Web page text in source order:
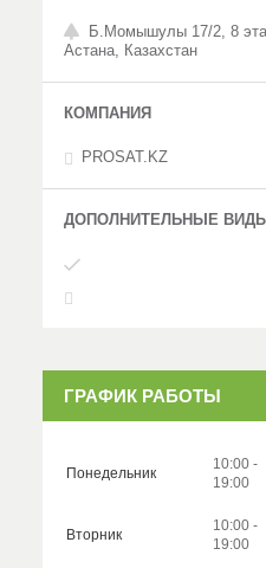
Б.Момышулы 17/2, 8
Астана, Казахстан
PROSAT.KZ
ГРАФИК РАБОТЫ
Понедельник
10:00
19:00
Вторник
10:00
19:00